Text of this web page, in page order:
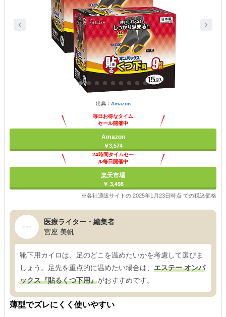
出典： Amazon
毎日お得なタイム
セール開催中
Amazon
￥3,574
24時間タイムセー
ル毎日開催中
楽天市場
￥ 3,498
※各社通販サイトの 2025年1月23日時点 での税込価格
医療ライター・編集者
宮座 美帆
靴下用カイロは、足のどこを温めたいかを考慮して選びま
しょう。足先を重点的に温めたい場合は、 エステー オンパ
ックス『貼るくつ下用』がおすすめです。
薄型でズレにくく使いやすい